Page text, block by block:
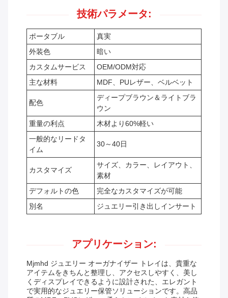
技術パラメータ:
ポータブル
真実
外装色
暗い
カスタムサービス
OEM/ODM対応
主な材料
MDF、PUレザー、ベルベット
配色
ディープブラウン＆ライトブラ
ウン
重量の利点
木材より60%軽い
一般的なリードタ
イム
30～40日
カスタマイズ
サイズ、カラー、レイアウト、
素材
デフォルトの色
完全なカスタマイズが可能
別名
ジュエリー引き出しインサート
アプリケーション:
Mjmhd ジュエリー オーガナイザー トレイは、貴重な
アイテムをきちんと整理し、アクセスしやすく、美し
くディスプレイできるように設計された、エレガント
で実用的なジュエリー保管ソリューションです。高品